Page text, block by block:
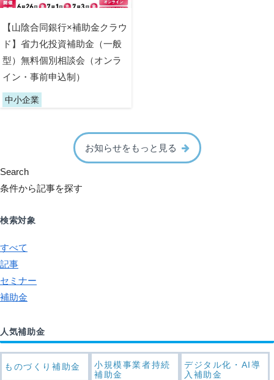
【山陰合同銀行×補助金クラウ
ド】省力化投資補助金（一般
型）無料個別相談会（オンラ
イン・事前申込制）
中小企業
お知らせをもっと見る
Search
条件から記事を探す
検索対象
すべて
記事
セミナー
補助金
人気補助金
ものづくり補助金
小規模事業者持続
補助金
デジタル化・AI導
入補助金